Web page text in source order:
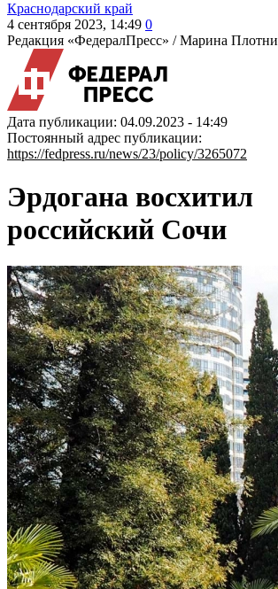
Краснодарский край
4 сентября 2023, 14:49 0
Редакция «ФедералПресс» /Марина
Дата публикации: 04.09.2023 - 14:49
Постоянный адрес публикации:
https://fedpress.ru/news/23/policy/3265072
Эрдогана восхитил
российский Сочи